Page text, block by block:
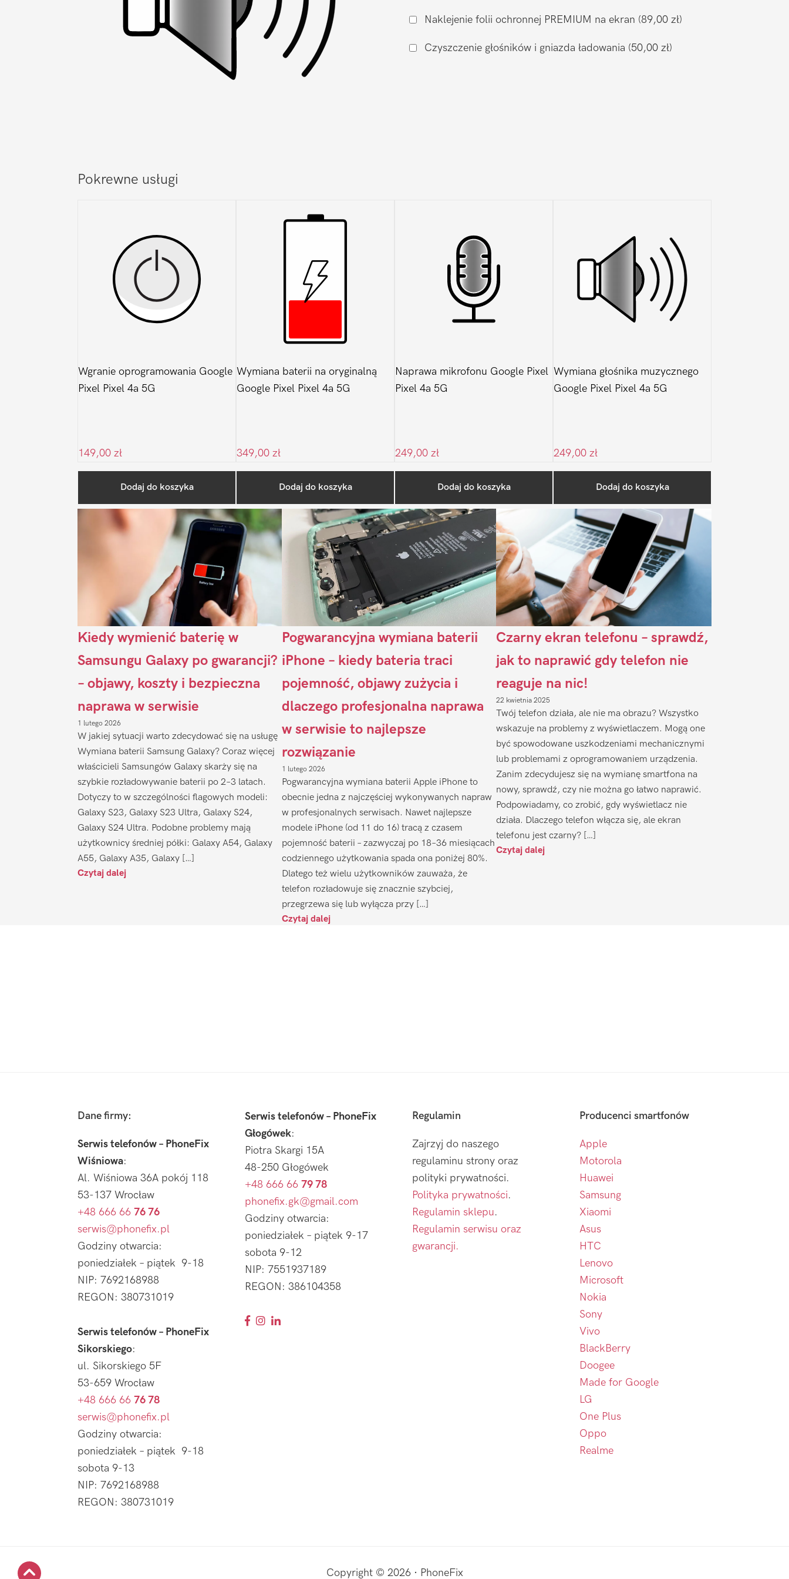
GoogleNaklejenie folii ochronnej PREMIUM na ekran (89,00 zł)
Czyszczenie głośników i gniazda ładowania (50,00 zł)
Pokrewne usługi
Wgranie oprogramowania Google
Pixel Pixel 4a 5G
149,00 zł
Dodaj do koszyka
Wymiana baterii na oryginalną
Google Pixel Pixel 4a 5G
349,00 zł
Dodaj do koszyka
Naprawa mikrofonu Google Pixel
Pixel 4a 5G
249,00 zł
Dodaj do koszyka
Wymiana głośnika muzycznego
Google Pixel Pixel 4a 5G
249,00 zł
Dodaj do koszyka
Sidebar
Ostatnio na blogu
Kiedy wymienić baterię w
Samsungu Galaxy po gwarancji?
– objawy, koszty i bezpieczna
naprawa w serwisie
1 lutego 2026
W jakiej sytuacji warto zdecydować się na usługę
Wymiana baterii Samsung Galaxy? Coraz więcej
właścicieli Samsungów Galaxy skarży się na
szybkie rozładowywanie baterii po 2–3 latach.
Dotyczy to w szczególności flagowych modeli:
Galaxy S23, Galaxy S23 Ultra, Galaxy S24,
Galaxy S24 Ultra. Podobne problemy mają
użytkownicy średniej półki: Galaxy A54, Galaxy
A55, Galaxy A35, Galaxy […]
Czytaj dalej
Pogwarancyjna wymiana baterii
iPhone – kiedy bateria traci
pojemność, objawy zużycia i
dlaczego profesjonalna naprawa
w serwisie to najlepsze
rozwiązanie
1 lutego 2026
Pogwarancyjna wymiana baterii Apple iPhone to
obecnie jedna z najczęściej wykonywanych napraw
w profesjonalnych serwisach. Nawet najlepsze
modele iPhone (od 11 do 16) tracą z czasem
pojemność baterii – zazwyczaj po 18–36 miesiącach
codziennego użytkowania spada ona poniżej 80%.
Dlatego też wielu użytkowników zauważa, że
telefon rozładowuje się znacznie szybciej,
przegrzewa się lub wyłącza przy […]
Czytaj dalej
Czarny ekran telefonu – sprawdź,
jak to naprawić gdy telefon nie
reaguje na nic!
22 kwietnia 2025
Twój telefon działa, ale nie ma obrazu? Wszystko
wskazuje na problemy z wyświetlaczem. Mogą one
być spowodowane uszkodzeniami mechanicznymi
lub problemami z oprogramowaniem urządzenia.
Zanim zdecydujesz się na wymianę smartfona na
nowy, sprawdź, czy nie można go łatwo naprawić.
Podpowiadamy, co zrobić, gdy wyświetlacz nie
działa. Dlaczego telefon włącza się, ale ekran
telefonu jest czarny? […]
Czytaj dalej
Dane firmy:
Serwis telefonów – PhoneFix
Wiśniowa:
Al. Wiśniowa 36A pokój 118
53-137 Wrocław
+48 666 66 76 76
serwis@phonefix.pl
Godziny otwarcia:
poniedziałek – piątek 9-18
NIP: 7692168988
REGON: 380731019
Serwis telefonów – PhoneFix
Sikorskiego:
ul. Sikorskiego 5F
53-659 Wrocław
+48 666 66 76 78
serwis@phonefix.pl
Godziny otwarcia:
poniedziałek – piątek 9-18
sobota 9-13
NIP: 7692168988
REGON: 380731019
Serwis telefonów – PhoneFix
Głogówek:
Piotra Skargi 15A
48-250 Głogówek
+48 666 66 79 78
phonefix.gk@gmail.com
Godziny otwarcia:
poniedziałek – piątek 9-17
sobota 9-12
NIP: 7551937189
REGON: 386104358
Regulamin
Zajrzyj do naszego
regulaminu strony oraz
polityki prywatności.
Polityka prywatności.
Regulamin sklepu.
Regulamin serwisu oraz
gwarancji.
Producenci smartfonów
Apple
Motorola
Huawei
Samsung
Xiaomi
Asus
HTC
Lenovo
Microsoft
Nokia
Sony
Vivo
BlackBerry
Doogee
Made for Google
LG
One Plus
Oppo
Realme
Copyright © 2026 · PhoneFix